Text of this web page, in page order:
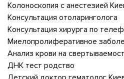
Колоноскопия с анестезией
Консультация отоларинголога
Консультация хирурга по
Миелопролиферативное
Анализ крови на
ДНК тест родство